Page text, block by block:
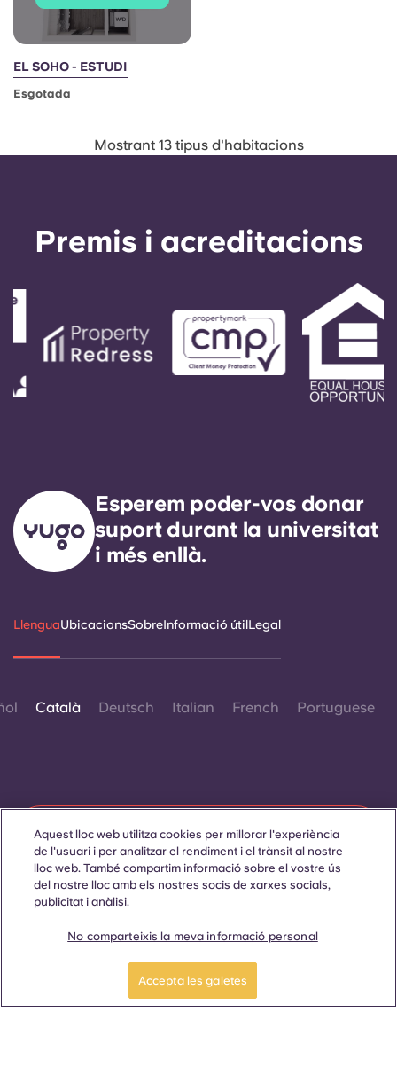
EL SOHO - ESTUDI
Esgotada
Mostrant 13 tipus d'habitacions
Premis i acreditacions
Esperem poder-vos donar
suport durant la universitat
i més enllà.
LlenguaUbicacionsSobreInformació útilLegal
Català Deutsch Italian French Portuguese
Contacta amb nosaltres
© 2026. Tots els drets reservats.
específic en aquest lloc web, es pretén que s'apliquin a tothom
independentment del gènere.
Aquest lloc web utilitza cookies per millorar l'experiència
de l'usuari i per analitzar el rendiment i el trànsit al nostre
lloc web. També compartim informació sobre el vostre ús
del nostre lloc amb els nostres socis de xarxes socials,
publicitat i anàlisi.
No comparteixis la meva informació personal
Accepta les galetes